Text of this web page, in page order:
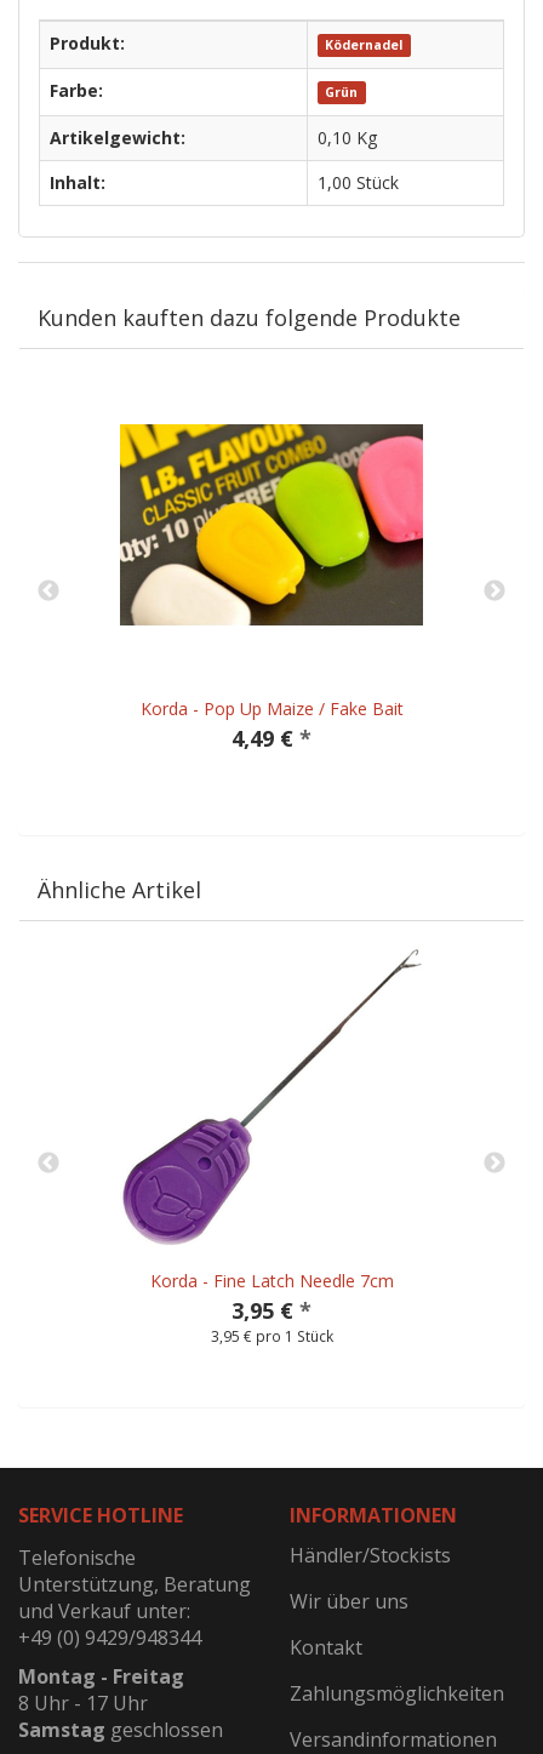
Produkt: Ködernadel
Farbe: Grün
Artikelgewicht: 0,10 Kg
Inhalt:
1,00 Stück
Kunden kauften dazu folgende Produkte
Korda - Pop Up Maize / Fake Bait
4,49 € *
Ähnliche Artikel
Korda - Fine Latch Needle 7cm
3,95 € *
3,95 € pro 1 Stück
SERVICE HOTLINE
Telefonische
Unterstützung, Beratung
und Verkauf unter:
+49 (0) 9429/948344
Montag - Freitag
8 Uhr - 17 Uhr
Samstag geschlossen
INFORMATIONEN
Händler/Stockists
Wir über uns
Kontakt
Zahlungsmöglichkeiten
Versandinformationen